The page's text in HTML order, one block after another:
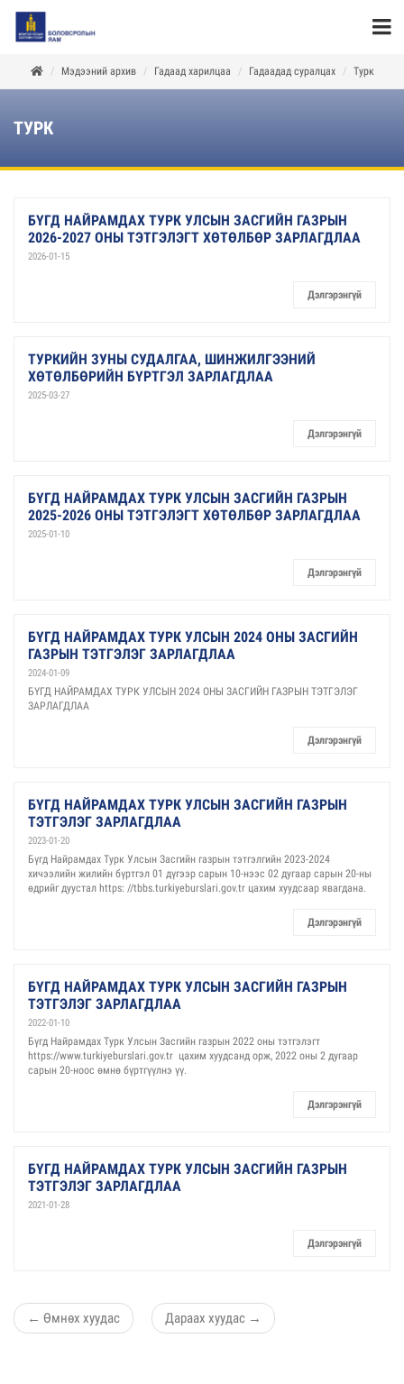
Мэдээний архив Гадаад харилцаа Гадаадад суралцах Турк
ТУРК
БҮГД НАЙРАМДАХ ТУРК УЛСЫН ЗАСГИЙН ГАЗРЫН
2026-2027 ОНЫ ТЭТГЭЛЭГТ ХӨТӨЛБӨР ЗАРЛАГДЛАА
2026-01-15
Дэлгэрэнгүй
ТУРКИЙН ЗУНЫ СУДАЛГАА, ШИНЖИЛГЭЭНИЙ
ХӨТӨЛБӨРИЙН БҮРТГЭЛ ЗАРЛАГДЛАА
2025-03-27
Дэлгэрэнгүй
БҮГД НАЙРАМДАХ ТУРК УЛСЫН ЗАСГИЙН ГАЗРЫН
2025-2026 ОНЫ ТЭТГЭЛЭГТ ХӨТӨЛБӨР ЗАРЛАГДЛАА
2025-01-10
Дэлгэрэнгүй
БҮГД НАЙРАМДАХ ТУРК УЛСЫН 2024 ОНЫ ЗАСГИЙН
ГАЗРЫН ТЭТГЭЛЭГ ЗАРЛАГДЛАА
2024-01-09
БҮГД НАЙРАМДАХ ТУРК УЛСЫН 2024 ОНЫ ЗАСГИЙН ГАЗРЫН ТЭТГЭЛЭГ
ЗАРЛАГДЛАА
Дэлгэрэнгүй
БҮГД НАЙРАМДАХ ТУРК УЛСЫН ЗАСГИЙН ГАЗРЫН
ТЭТГЭЛЭГ ЗАРЛАГДЛАА
2023-01-20
Бүгд Найрамдах Турк Улсын Засгийн газрын тэтгэлгийн 2023-2024
хичээлийн жилийн бүртгэл 01 дүгээр сарын 10-нээс 02 дугаар сарын 20-ны
өдрийг дуустал https: //tbbs.turkiyeburslari.gov.tr цахим хуудсаар явагдана.
Дэлгэрэнгүй
БҮГД НАЙРАМДАХ ТУРК УЛСЫН ЗАСГИЙН ГАЗРЫН
ТЭТГЭЛЭГ ЗАРЛАГДЛАА
2022-01-10
Бүгд Найрамдах Турк Улсын Засгийн газрын 2022 оны тэтгэлэгт
https://www.turkiyeburslari.gov.tr цахим хуудсанд орж, 2022 оны 2 дугаар
сарын 20-ноос өмнө бүртгүүлнэ үү.
Дэлгэрэнгүй
БҮГД НАЙРАМДАХ ТУРК УЛСЫН ЗАСГИЙН ГАЗРЫН
ТЭТГЭЛЭГ ЗАРЛАГДЛАА
2021-01-28
Дэлгэрэнгүй
← Өмнөх хуудас Дараах хуудас →